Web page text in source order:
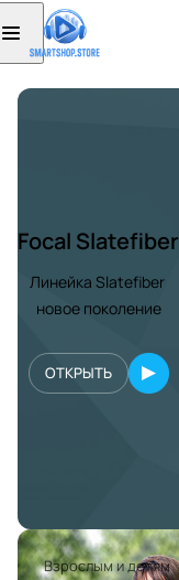
Focal Slatefiber
Линейка Slatefiber
новое поколение
ОТКРЫТЬ
Взрослым и детям